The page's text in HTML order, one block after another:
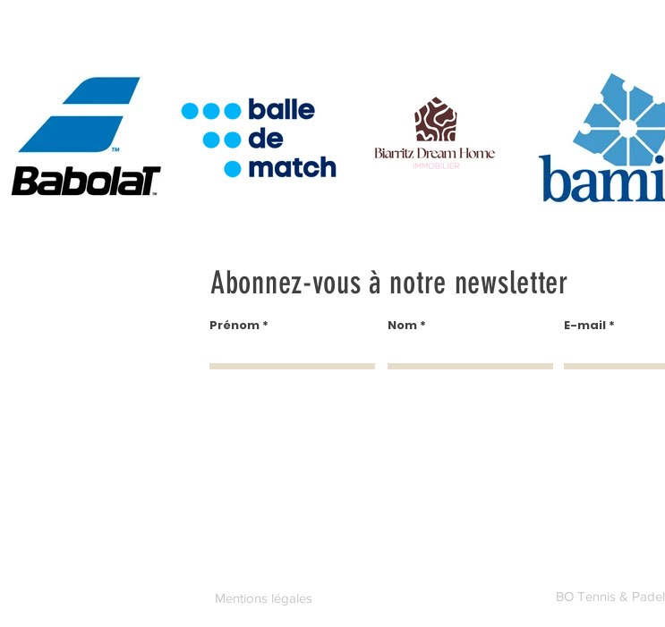
Abonnez-vous à notre newsletter
Prénom Nom E-mail
Mentions légales BO Tennis & Padel